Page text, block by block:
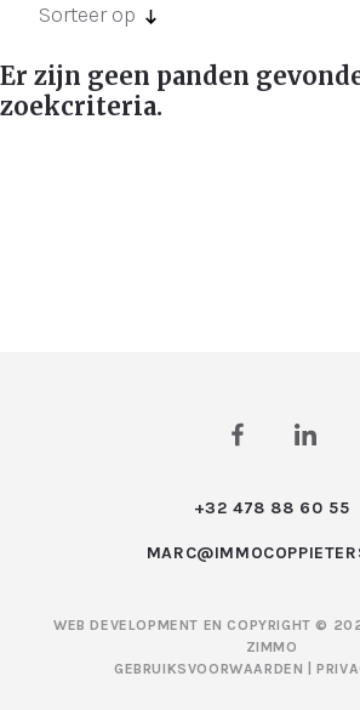
Sorteer op
Er zijn geen panden
zoekcriteria.
+32 478 88 60 55
WEB DEVELOPMENT EN COPYRIGHT ©
ZIMMO
GEBRUIKSVOORWAARDEN
|